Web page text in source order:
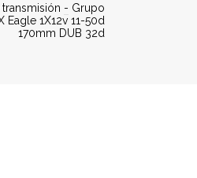
- Grupo
Eagle 1X12v 11-50d
170mm DUB 32d